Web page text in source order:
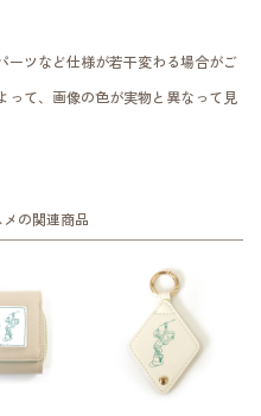
ツなど仕様が若干変わる場合がご
て、画像の色が実物と異なって見
の関連商品